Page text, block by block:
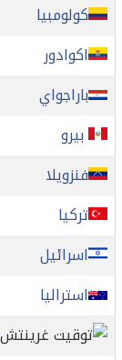
كولومبيا
اكوادور
باراجواي
بيرو
فنزويلا
تركيا
اسرائيل
استراليا